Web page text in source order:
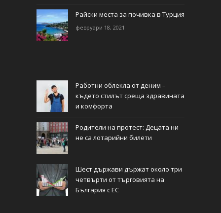
Райски места за почивка в Турция
февруари 18, 2021
Работни облекла от деним –
където стилът среща здравината
и комфорта
Родители на протест: Децата ни
не са лотарийни билети
Шест държави държат около три
четвърти от търговията на
България с ЕС